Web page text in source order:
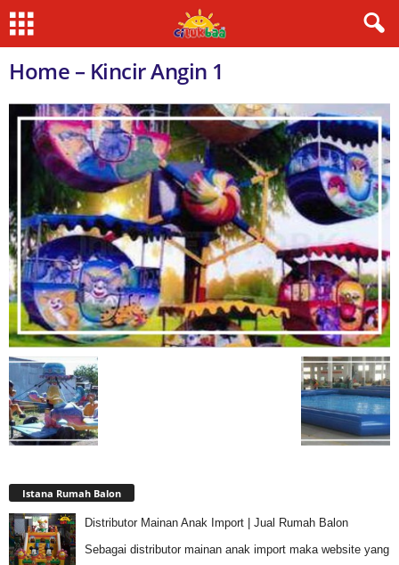
Home – Kincir Angin 1
Istana Rumah Balon
Distributor Mainan Anak Import | Jual Rumah Balon
Sebagai distributor mainan anak import maka website yang